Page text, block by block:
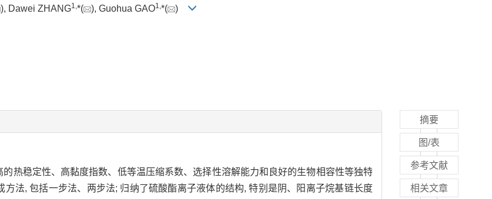
), Dawei ZHANG1, *( ), Guohua GAO1, *( )
热稳定性、高黏度指数、低等温压缩系数、选择性溶解能力和良好的生物相容性等独特
法, 包括一步法、两步法; 归纳了硫酸酯离子液体的结构, 特别是阴、阳离子烷基链长度
摘要
图/表
参考文献
相关文章